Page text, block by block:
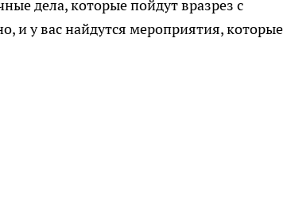
дела, которые пойдут вразрез с
и у вас найдутся мероприятия, которые